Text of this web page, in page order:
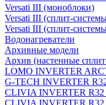
Versati III (моноблоки)
Versati III (сплит-
Versati III (сплит-
Водонагреватели
Архивные модели
Архив (настенные
LOMO INVERTER
G-TECH INVERTER
CLIVIA INVERTER R32
CLIVIA INVERTER R32